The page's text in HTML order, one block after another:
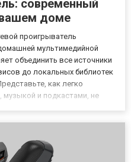
современный
вашем доме
проигрыватель
мультимедийной
объединить все источники
до локальных библиотек
как легко
и подкастами, не